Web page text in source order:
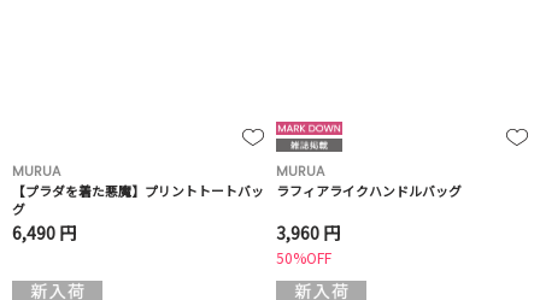
MURUA
【プラダを着た悪魔】プリントトートバッ
グ
6,490 円
MURUA
ラフィアライクハンドルバッグ
3,960 円
50%OFF